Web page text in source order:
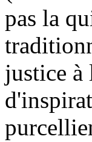
pas la
justice à